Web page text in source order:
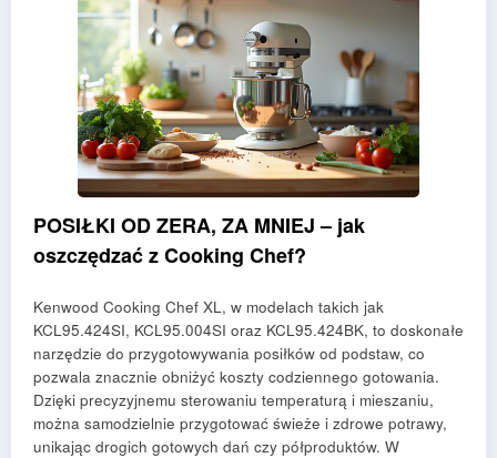
POSIŁKI OD ZERA, ZA MNIEJ – jak
oszczędzać z Cooking Chef?
Kenwood Cooking Chef XL, w modelach takich jak
KCL95.424SI, KCL95.004SI oraz KCL95.424BK, to doskonałe
narzędzie do przygotowywania posiłków od podstaw, co
pozwala znacznie obniżyć koszty codziennego gotowania.
Dzięki precyzyjnemu sterowaniu temperaturą i mieszaniu,
można samodzielnie przygotować świeże i zdrowe potrawy,
unikając drogich gotowych dań czy półproduktów. W